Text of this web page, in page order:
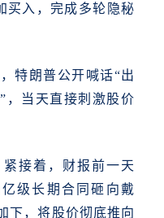
买入，完成多轮隐秘
特朗普公开喊话“出
，当天直接刺激股价
紧接着，财报前一天
级长期合同砸向戴
下，将股价彻底推向